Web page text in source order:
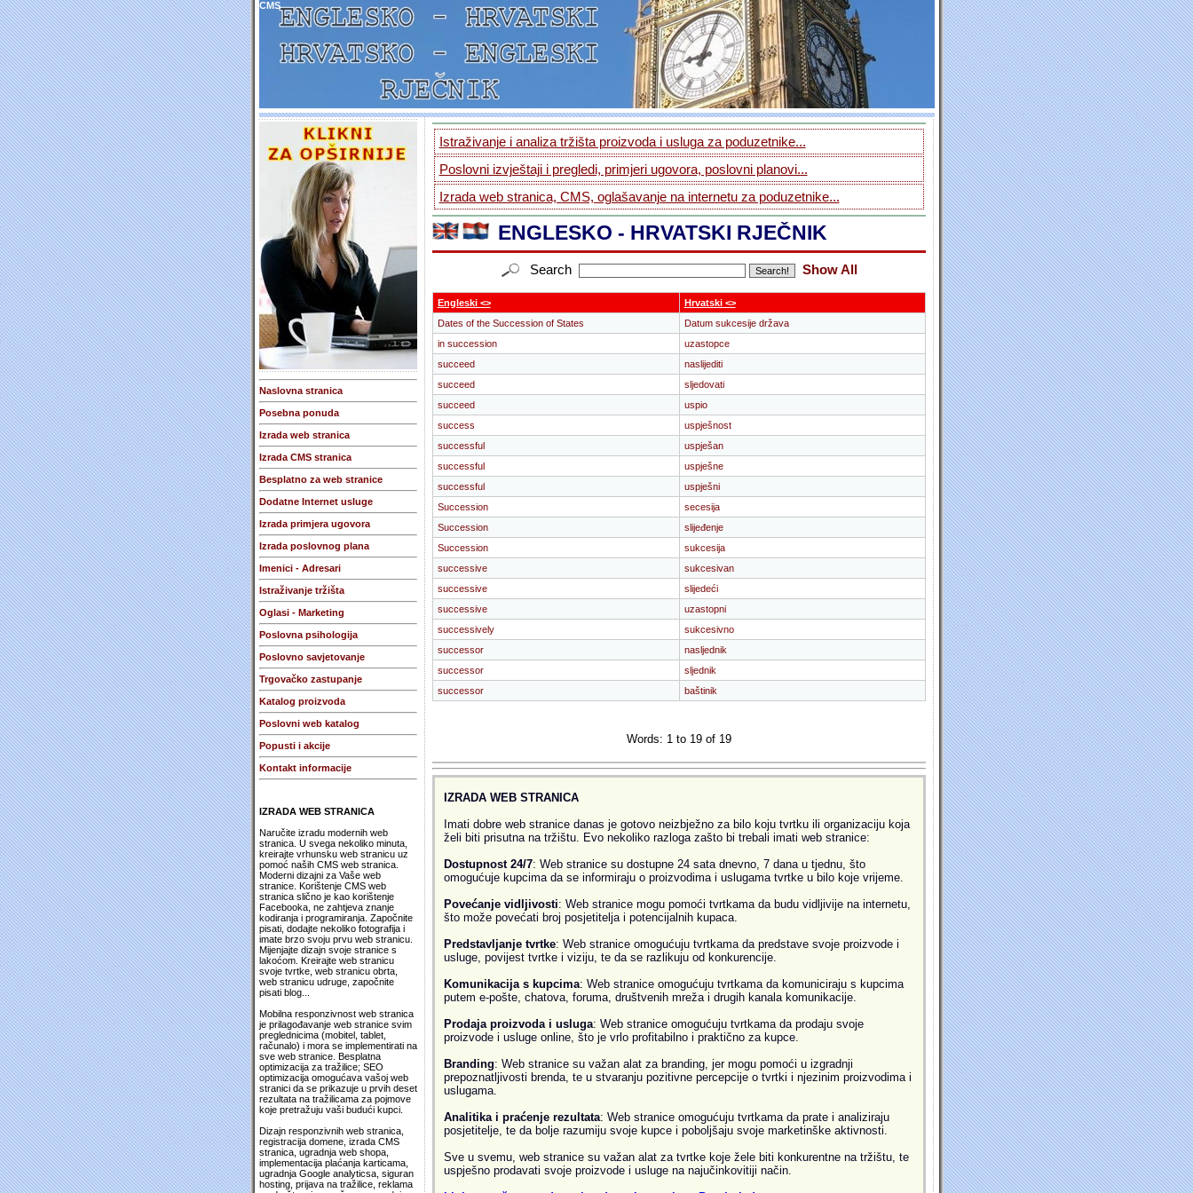
CMS
Naslovna stranica
Posebna ponuda
Izrada web stranica
Izrada CMS stranica
Besplatno za web stranice
Dodatne Internet usluge
Izrada primjera ugovora
Izrada poslovnog plana
Imenici - Adresari
Istraživanje tržišta
Oglasi - Marketing
Poslovna psihologija
Poslovno savjetovanje
Trgovačko zastupanje
Katalog proizvoda
Poslovni web katalog
Popusti i akcije
Kontakt informacije
IZRADA WEB STRANICA
Naručite izradu modernih web
stranica. U svega nekoliko minuta,
kreirajte vrhunsku web stranicu uz
pomoć naših CMS web stranica.
Moderni dizajni za Vaše web
stranice. Korištenje CMS web
stranica slično je kao korištenje
Facebooka, ne zahtjeva znanje
kodiranja i programiranja. Započnite
pisati, dodajte nekoliko fotografija i
imate brzo svoju prvu web stranicu.
Mijenjajte dizajn svoje stranice s
lakoćom. Kreirajte web stranicu
svoje tvrtke, web stranicu obrta,
web stranicu udruge, započnite
pisati blog...
Mobilna responzivnost web stranica
je prilagođavanje web stranice svim
preglednicima (mobitel, tablet,
računalo) i mora se implementirati na
sve web stranice. Besplatna
optimizacija za tražilice; SEO
optimizacija omogućava vašoj web
stranici da se prikazuje u prvih deset
rezultata na tražilicama za pojmove
koje pretražuju vaši budući kupci.
Dizajn responzivnih web stranica,
registracija domene, izrada CMS
stranica, ugradnja web shopa,
implementacija plaćanja karticama,
ugradnja Google analyticsa, siguran
hosting, prijava na tražilice, reklama
Istraživanje i analiza tržišta proizvoda i usluga za poduzetnike...
Poslovni izvještaji i pregledi, primjeri ugovora, poslovni planovi...
Izrada web stranica, CMS, oglašavanje na internetu za poduzetnike...
ENGLESKO - HRVATSKI RJEČNIK
Search Show All
Engleski <>
Hrvatski <>
Dates of the Succession of States
Datum sukcesije država
in succession
uzastopce
succeed
naslijediti
succeed
sljedovati
succeed
uspio
success
uspješnost
successful
uspješan
successful
uspješne
successful
uspješni
Succession
secesija
Succession
slijeđenje
Succession
sukcesija
successive
sukcesivan
successive
slijedeći
successive
uzastopni
successively
sukcesivno
successor
nasljednik
successor
sljednik
successor
baštinik
Words: 1 to 19 of 19
IZRADA WEB STRANICA
Imati dobre web stranice danas je gotovo neizbježno za bilo koju tvrtku ili organizaciju koja
želi biti prisutna na tržištu. Evo nekoliko razloga zašto bi trebali imati web stranice:
Dostupnost 24/7: Web stranice su dostupne 24 sata dnevno, 7 dana u tjednu, što
omogućuje kupcima da se informiraju o proizvodima i uslugama tvrtke u bilo koje vrijeme.
Povećanje vidljivosti: Web stranice mogu pomoći tvrtkama da budu vidljivije na internetu,
što može povećati broj posjetitelja i potencijalnih kupaca.
Predstavljanje tvrtke: Web stranice omogućuju tvrtkama da predstave svoje proizvode i
usluge, povijest tvrtke i viziju, te da se razlikuju od konkurencije.
Komunikacija s kupcima: Web stranice omogućuju tvrtkama da komuniciraju s kupcima
putem e-pošte, chatova, foruma, društvenih mreža i drugih kanala komunikacije.
Prodaja proizvoda i usluga: Web stranice omogućuju tvrtkama da prodaju svoje
proizvode i usluge online, što je vrlo profitabilno i praktično za kupce.
Branding: Web stranice su važan alat za branding, jer mogu pomoći u izgradnji
prepoznatljivosti brenda, te u stvaranju pozitivne percepcije o tvrtki i njezinim proizvodima i
uslugama.
Analitika i praćenje rezultata: Web stranice omogućuju tvrtkama da prate i analiziraju
posjetitelje, te da bolje razumiju svoje kupce i poboljšaju svoje marketinške aktivnosti.
Sve u svemu, web stranice su važan alat za tvrtke koje žele biti konkurentne na tržištu, te
uspješno prodavati svoje proizvode i usluge na najučinkovitiji način.